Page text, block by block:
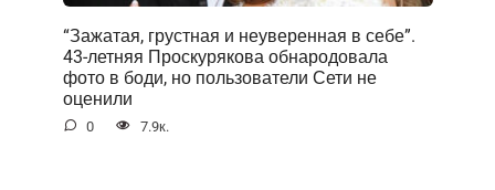
“Зажатая, грустная и неуверенная в себе”.
43-летняя Проскурякова обнародовала
фото в боди, но пользователи Сети не
оценили
0 7.9к.